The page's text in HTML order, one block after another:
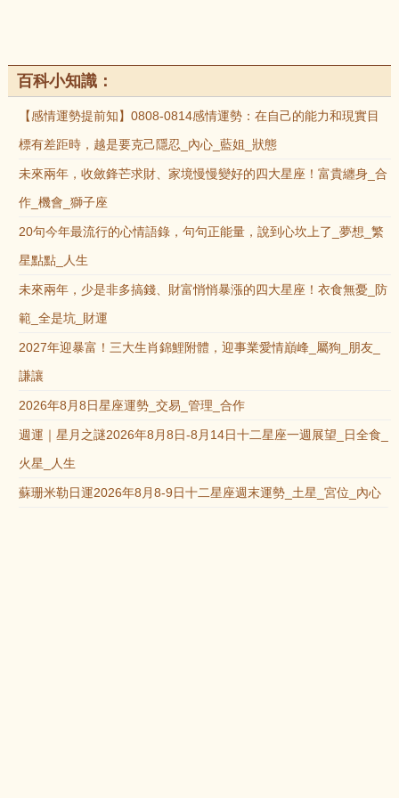
百科小知識：
【感情運勢提前知】0808-0814感情運勢：在自己的能力和現實目
標有差距時，越是要克己隱忍_內心_藍姐_狀態
未來兩年，收斂鋒芒求財、家境慢慢變好的四大星座！富貴纏身_合
作_機會_獅子座
20句今年最流行的心情語錄，句句正能量，說到心坎上了_夢想_繁
星點點_人生
未來兩年，少是非多搞錢、財富悄悄暴漲的四大星座！衣食無憂_防
範_全是坑_財運
2027年迎暴富！三大生肖錦鯉附體，迎事業愛情巔峰_屬狗_朋友_
謙讓
2026年8月8日星座運勢_交易_管理_合作
週運｜星月之謎2026年8月8日-8月14日十二星座一週展望_日全食_
火星_人生
蘇珊米勒日運2026年8月8-9日十二星座週末運勢_土星_宮位_內心